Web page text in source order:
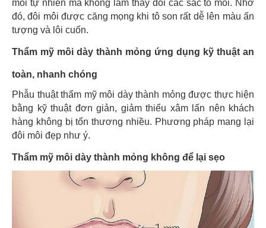
môi tự nhiên mà không làm thay đổi các sắc tố môi. Nhờ
đó, đôi môi được căng mọng khi tô son rất dễ lên màu ấn
tượng và lôi cuốn.
Thẩm mỹ môi dày thành mỏng ứng dụng kỹ thuật an
toàn, nhanh chóng
Phẫu thuật thẩm mỹ môi dày thành mỏng được thực hiện
bằng kỹ thuật đơn giản, giảm thiểu xâm lấn nên khách
hàng không bị tổn thương nhiều. Phương pháp mang lại
đôi môi đẹp như ý.
Thẩm mỹ môi dày thành mỏng không để lại sẹo